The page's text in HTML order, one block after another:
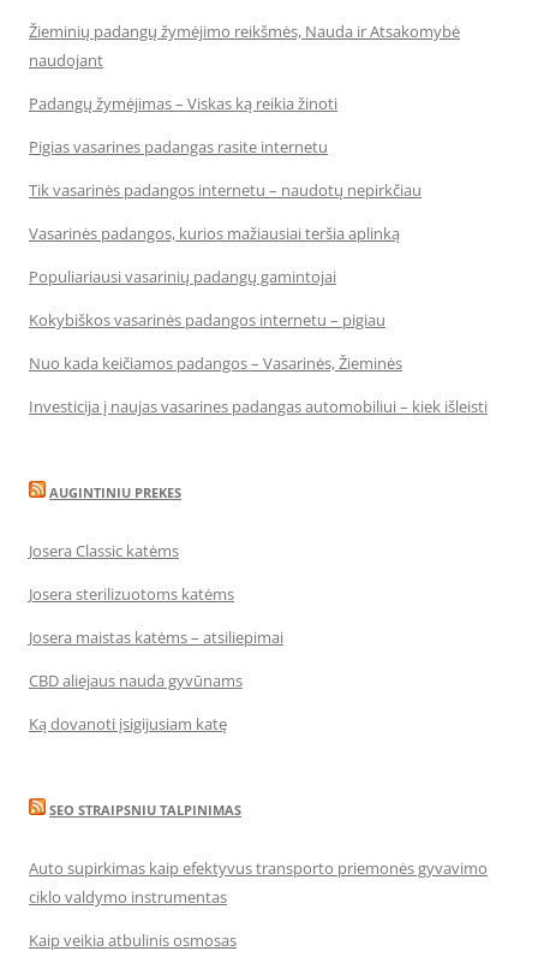
Žieminių padangų žymėjimo reikšmės, Nauda ir Atsakomybė
naudojant
Padangų žymėjimas – Viskas ką reikia žinoti
Pigias vasarines padangas rasite internetu
Tik vasarinės padangos internetu – naudotų nepirkčiau
Vasarinės padangos, kurios mažiausiai teršia aplinką
Populiariausi vasarinių padangų gamintojai
Kokybiškos vasarinės padangos internetu – pigiau
Nuo kada keičiamos padangos – Vasarinės, Žieminės
Investicija į naujas vasarines padangas automobiliui – kiek išleisti
AUGINTINIU PREKES
Josera Classic katėms
Josera sterilizuotoms katėms
Josera maistas katėms – atsiliepimai
CBD aliejaus nauda gyvūnams
Ką dovanoti įsigijusiam katę
SEO STRAIPSNIU TALPINIMAS
Auto supirkimas kaip efektyvus transporto priemonės gyvavimo
ciklo valdymo instrumentas
Kaip veikia atbulinis osmosas